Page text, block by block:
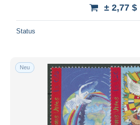
± 2,77 $
Status
Neu